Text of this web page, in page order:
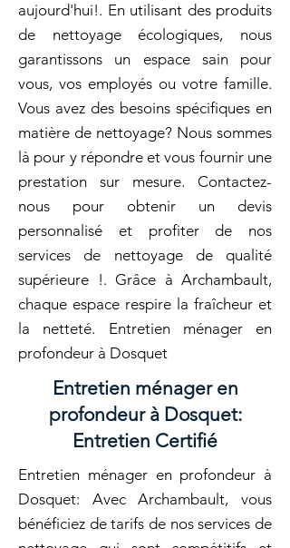
aujourd'hui!. En utilisant des produits
de nettoyage écologiques, nous
garantissons un espace sain pour
vous, vos employés ou votre famille.
Vous avez des besoins spécifiques en
matière de nettoyage? Nous sommes
là pour y répondre et vous fournir une
prestation sur mesure. Contactez-
nous pour obtenir un devis
personnalisé et profiter de nos
services de nettoyage de qualité
supérieure !. Grâce à Archambault,
chaque espace respire la fraîcheur et
la netteté. Entretien ménager en
profondeur à Dosquet
Entretien ménager en
profondeur à Dosquet:
Entretien Certifié
Entretien ménager en profondeur à
Dosquet: Avec Archambault, vous
bénéficiez de tarifs de nos services de